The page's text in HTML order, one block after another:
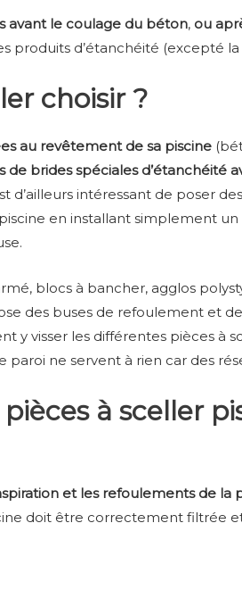
avant le coulage du béton, ou
produits d’étanchéité (excepté
choisir ?
au revêtement de sa piscine
brides spéciales d’étanchéité
d’ailleurs intéressant de poser
en installant simplement
blocs à bancher, agglos
des buses de refoulement et
y visser les différentes pièces à
paroi ne servent à rien car des
à sceller
et les refoulements de la
doit être correctement filtrée